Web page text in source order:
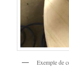
Exemple de